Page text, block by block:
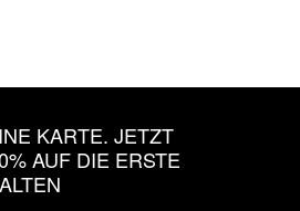
KARTE. JETZT
AUF DIE ERSTE